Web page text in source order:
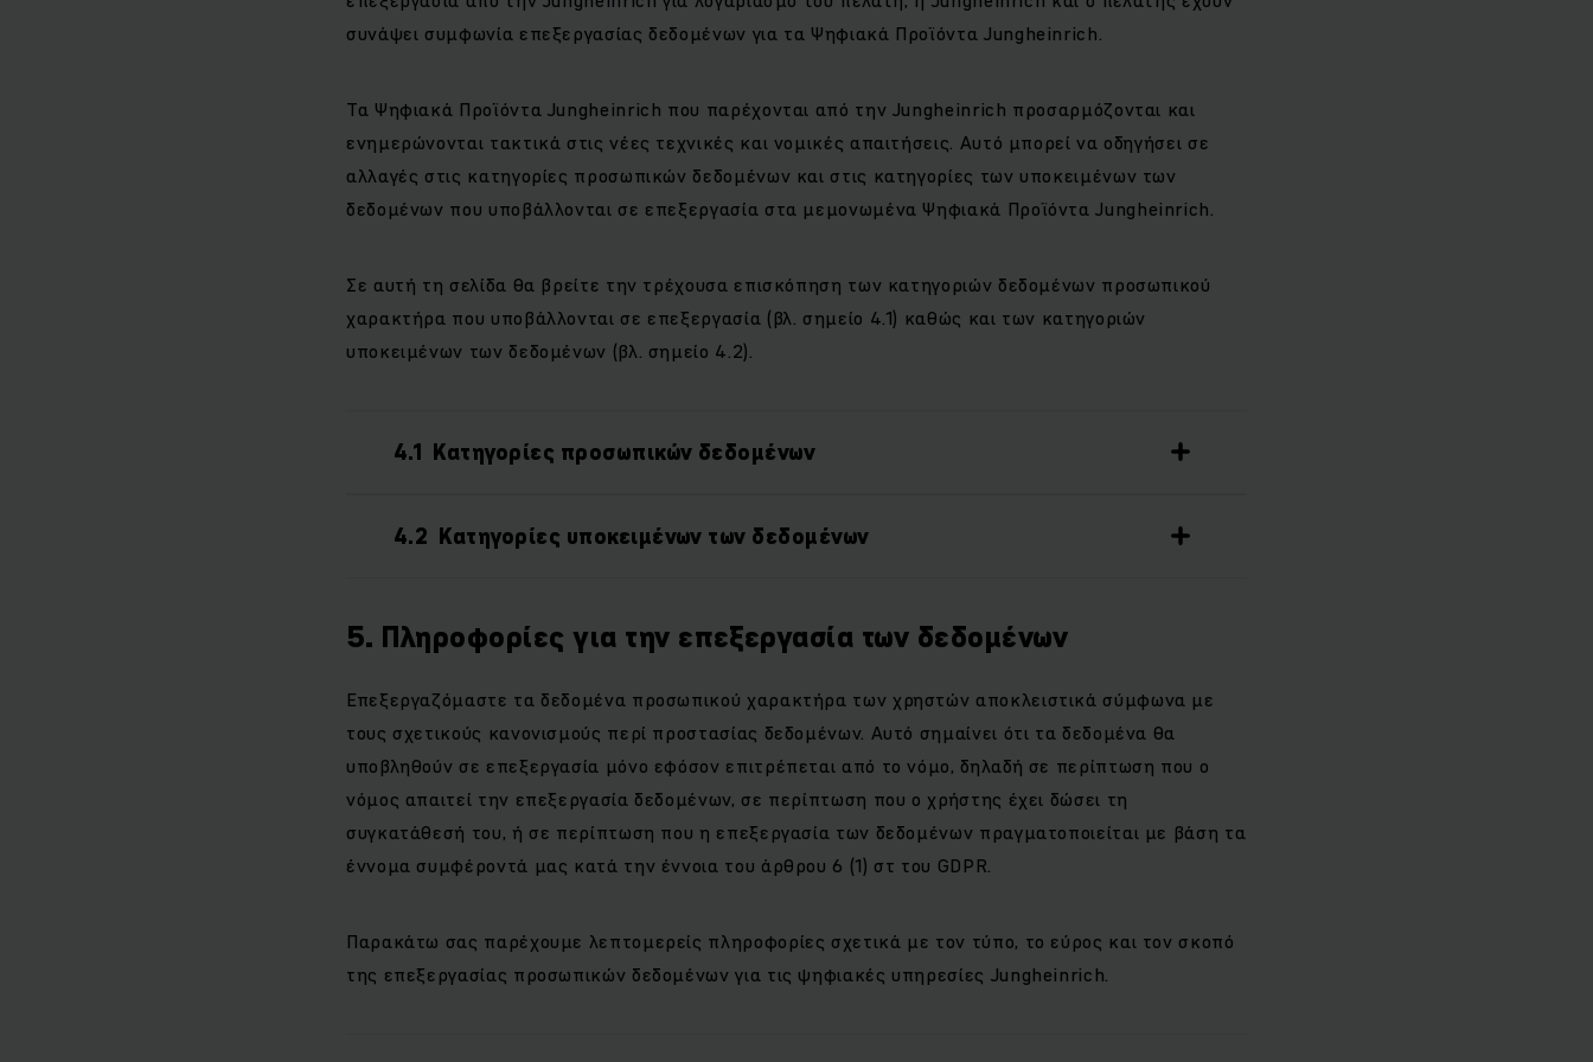
συνάψει συμφωνία επεξεργασίας δεδομένων για τα Ψηφιακά Προϊόντα Jungheinrich.
Τα Ψηφιακά Προϊόντα Jungheinrich που παρέχονται από την Jungheinrich προσαρμόζονται και
ενημερώνονται τακτικά στις νέες τεχνικές και νομικές απαιτήσεις. Αυτό μπορεί να οδηγήσει σε
αλλαγές στις κατηγορίες προσωπικών δεδομένων και στις κατηγορίες των υποκειμένων των
δεδομένων που υποβάλλονται σε επεξεργασία στα μεμονωμένα Ψηφιακά Προϊόντα Jungheinrich.
Σε αυτή τη σελίδα θα βρείτε την τρέχουσα επισκόπηση των κατηγοριών δεδομένων προσωπικού
χαρακτήρα που υποβάλλονται σε επεξεργασία (βλ. σημείο 4.1) καθώς και των κατηγοριών
υποκειμένων των δεδομένων (βλ. σημείο 4.2).
4.1 Κατηγορίες προσωπικών δεδομένων
4.2 Κατηγορίες υποκειμένων των δεδομένων
5. Πληροφορίες για την επεξεργασία των δεδομένων
Επεξεργαζόμαστε τα δεδομένα προσωπικού χαρακτήρα των χρηστών αποκλειστικά σύμφωνα με
τους σχετικούς κανονισμούς περί προστασίας δεδομένων. Αυτό σημαίνει ότι τα δεδομένα θα
υποβληθούν σε επεξεργασία μόνο εφόσον επιτρέπεται από το νόμο, δηλαδή σε περίπτωση που ο
νόμος απαιτεί την επεξεργασία δεδομένων, σε περίπτωση που ο χρήστης έχει δώσει τη
συγκατάθεσή του, ή σε περίπτωση που η επεξεργασία των δεδομένων πραγματοποιείται με βάση τα
έννομα συμφέροντά μας κατά την έννοια του άρθρου 6 (1) στ του GDPR.
Παρακάτω σας παρέχουμε λεπτομερείς πληροφορίες σχετικά με τον τύπο, το εύρος και τον σκοπό
της επεξεργασίας προσωπικών δεδομένων για τις ψηφιακές υπηρεσίες Jungheinrich.